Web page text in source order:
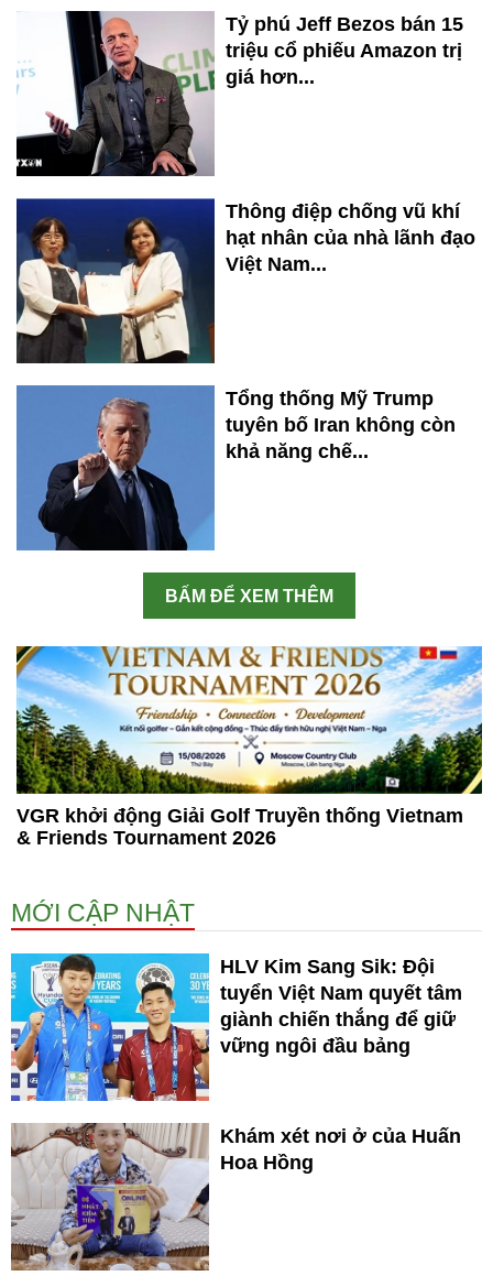
Tỷ phú Jeff Bezos bán 15
triệu cổ phiếu Amazon trị
giá hơn...
Thông điệp chống vũ khí
hạt nhân của nhà lãnh đạo
Việt Nam...
Tổng thống Mỹ Trump
tuyên bố Iran không còn
khả năng chế...
BẤM ĐỂ XEM THÊM
VGR khởi động Giải Golf Truyền thống Vietnam
& Friends Tournament 2026
MỚI CẬP NHẬT
HLV Kim Sang Sik: Đội
tuyển Việt Nam quyết tâm
giành chiến thắng để giữ
vững ngôi đầu bảng
Khám xét nơi ở của Huấn
Hoa Hồng